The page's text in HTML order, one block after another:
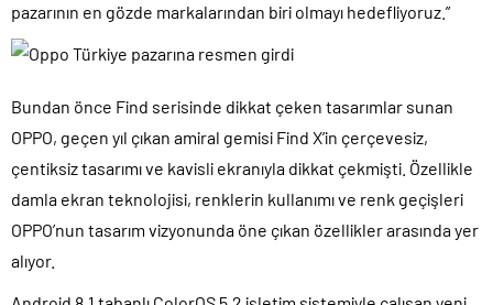
pazarının en gözde markalarından biri olmayı hedefliyoruz.”
Bundan önce Find serisinde dikkat çeken tasarımlar sunan
OPPO, geçen yıl çıkan amiral gemisi Find X’in çerçevesiz,
çentiksiz tasarımı ve kavisli ekranıyla dikkat çekmişti. Özellikle
damla ekran teknolojisi, renklerin kullanımı ve renk geçişleri
OPPO’nun tasarım vizyonunda öne çıkan özellikler arasında yer
alıyor.